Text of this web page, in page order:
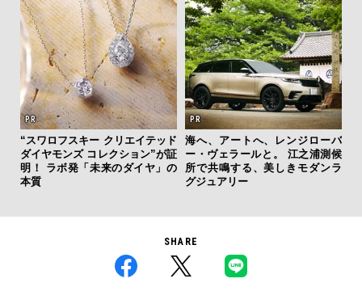
“スワロフスキー クリエイテッド
ダイヤモンズ コレクション”が証
明！ ラボ発「未来のダイヤ」の
本質
海へ、アートへ、レンジローバ
ー・ヴェラールと。 江之浦測候
所で共鳴する、美しきモダンラ
グジュアリー
SHARE